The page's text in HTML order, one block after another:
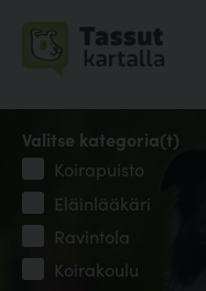
Valitse kategoria(t)
Koirapuisto
Eläinlääkäri
Ravintola
Koirakoulu